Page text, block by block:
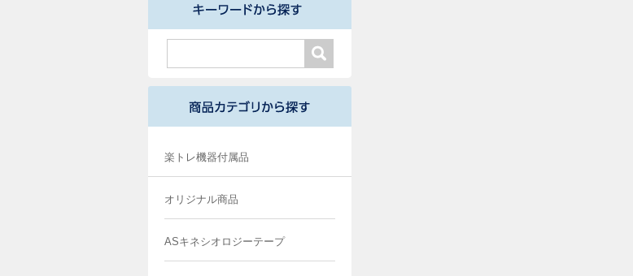
楽トレ機器付属品
オリジナル商品
ASキネシオロジーテープ